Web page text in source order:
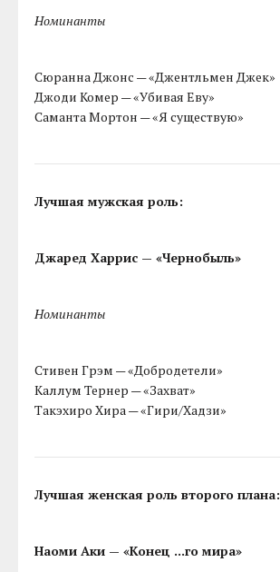
Номинанты
Сюранна Джонс — «Джентльмен Джек»
Джоди Комер — «Убивая Еву»
Саманта Мортон — «Я существую»
Лучшая мужская роль:
Джаред Харрис — «Чернобыль»
Номинанты
Стивен Грэм — «Добродетели»
Каллум Тернер — «Захват»
Такэхиро Хира — «Гири/Хадзи»
Лучшая женская роль второго плана:
Наоми Аки — «Конец ...го мира»